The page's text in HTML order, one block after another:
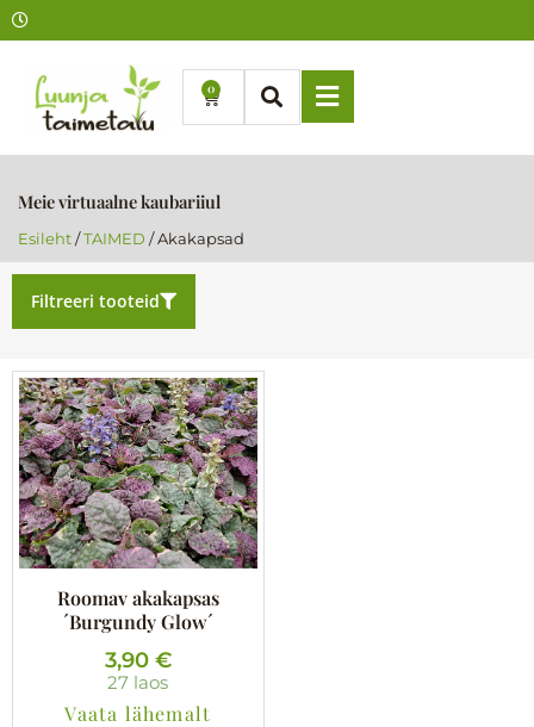
Skip
to
content
0
Cart
Meie virtuaalne kaubariiul
Esileht/TAIMED / Akakapsad
Filtreeri tooteid
Roomav akakapsas
´Burgundy Glow´
3,90 €
27 laos
Vaata lähemalt